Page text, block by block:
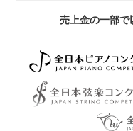
売上金の一部で